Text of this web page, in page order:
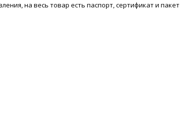
на весь товар есть паспорт, сертификат и